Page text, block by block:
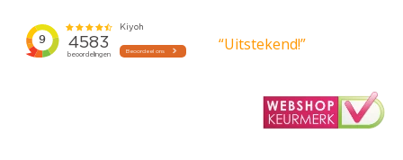
“Uitstekend!”